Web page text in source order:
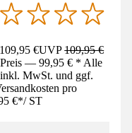
€UVP109,95 €
— 99,95 € * Alle
inkl. MwSt. und ggf.
pro
€*/ ST